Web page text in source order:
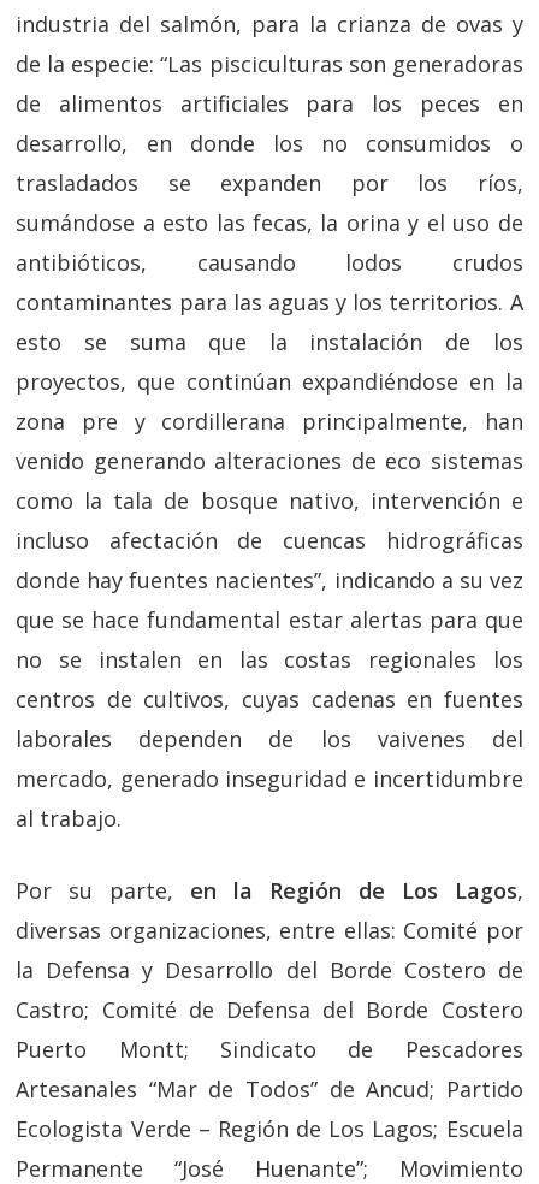
industria del salmón, para la crianza de ovas y
de la especie: “Las pisciculturas son generadoras
de alimentos artificiales para los peces en
desarrollo, en donde los no consumidos o
trasladados se expanden por los ríos,
sumándose a esto las fecas, la orina y el uso de
antibióticos, causando lodos crudos
contaminantes para las aguas y los territorios. A
esto se suma que la instalación de los
proyectos, que continúan expandiéndose en la
zona pre y cordillerana principalmente, han
venido generando alteraciones de eco sistemas
como la tala de bosque nativo, intervención e
incluso afectación de cuencas hidrográficas
donde hay fuentes nacientes”, indicando a su vez
que se hace fundamental estar alertas para que
no se instalen en las costas regionales los
centros de cultivos, cuyas cadenas en fuentes
laborales dependen de los vaivenes del
mercado, generado inseguridad e incertidumbre
al trabajo.
Por su parte, en la Región de Los Lagos,
diversas organizaciones, entre ellas: Comité por
la Defensa y Desarrollo del Borde Costero de
Castro; Comité de Defensa del Borde Costero
Puerto Montt; Sindicato de Pescadores
Artesanales “Mar de Todos” de Ancud; Partido
Ecologista Verde – Región de Los Lagos; Escuela
Permanente “José Huenante”; Movimiento